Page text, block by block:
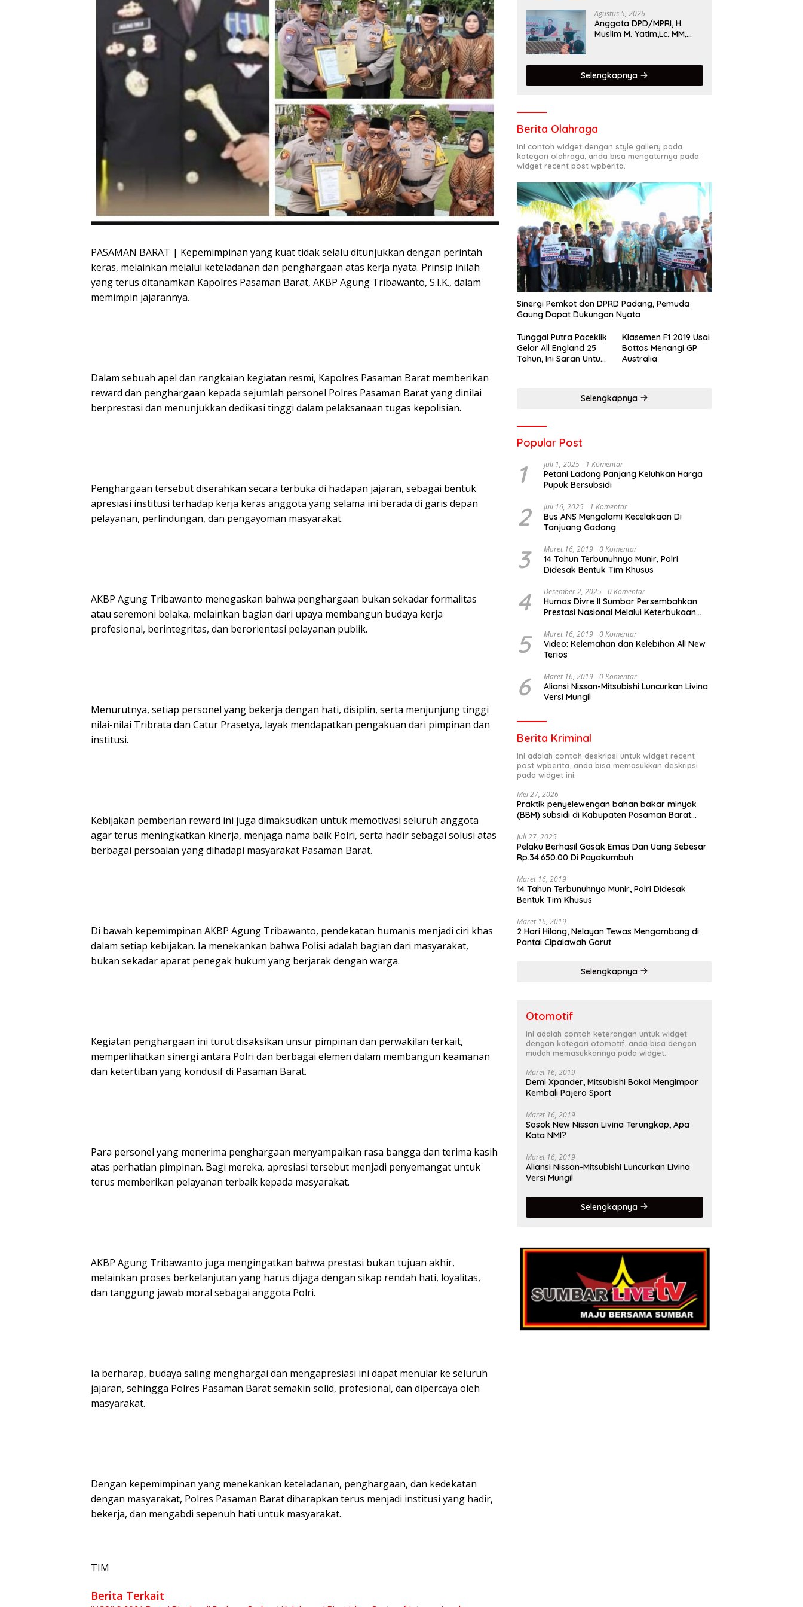
PASAMAN BARAT | Kepemimpinan yang kuat tidak selalu ditunjukkan dengan perintah
keras, melainkan melalui keteladanan dan penghargaan atas kerja nyata. Prinsip inilah
yang terus ditanamkan Kapolres Pasaman Barat, AKBP Agung Tribawanto, S.I.K., dalam
memimpin jajarannya.
Dalam sebuah apel dan rangkaian kegiatan resmi, Kapolres Pasaman Barat memberikan
reward dan penghargaan kepada sejumlah personel Polres Pasaman Barat yang dinilai
berprestasi dan menunjukkan dedikasi tinggi dalam pelaksanaan tugas kepolisian.
Penghargaan tersebut diserahkan secara terbuka di hadapan jajaran, sebagai bentuk
apresiasi institusi terhadap kerja keras anggota yang selama ini berada di garis depan
pelayanan, perlindungan, dan pengayoman masyarakat.
AKBP Agung Tribawanto menegaskan bahwa penghargaan bukan sekadar formalitas
atau seremoni belaka, melainkan bagian dari upaya membangun budaya kerja
profesional, berintegritas, dan berorientasi pelayanan publik.
Menurutnya, setiap personel yang bekerja dengan hati, disiplin, serta menjunjung tinggi
nilai-nilai Tribrata dan Catur Prasetya, layak mendapatkan pengakuan dari pimpinan dan
institusi.
Kebijakan pemberian reward ini juga dimaksudkan untuk memotivasi seluruh anggota
agar terus meningkatkan kinerja, menjaga nama baik Polri, serta hadir sebagai solusi atas
berbagai persoalan yang dihadapi masyarakat Pasaman Barat.
Di bawah kepemimpinan AKBP Agung Tribawanto, pendekatan humanis menjadi ciri khas
dalam setiap kebijakan. Ia menekankan bahwa Polisi adalah bagian dari masyarakat,
bukan sekadar aparat penegak hukum yang berjarak dengan warga.
Kegiatan penghargaan ini turut disaksikan unsur pimpinan dan perwakilan terkait,
memperlihatkan sinergi antara Polri dan berbagai elemen dalam membangun keamanan
dan ketertiban yang kondusif di Pasaman Barat.
Para personel yang menerima penghargaan menyampaikan rasa bangga dan terima kasih
atas perhatian pimpinan. Bagi mereka, apresiasi tersebut menjadi penyemangat untuk
terus memberikan pelayanan terbaik kepada masyarakat.
AKBP Agung Tribawanto juga mengingatkan bahwa prestasi bukan tujuan akhir,
melainkan proses berkelanjutan yang harus dijaga dengan sikap rendah hati, loyalitas,
dan tanggung jawab moral sebagai anggota Polri.
Ia berharap, budaya saling menghargai dan mengapresiasi ini dapat menular ke seluruh
jajaran, sehingga Polres Pasaman Barat semakin solid, profesional, dan dipercaya oleh
masyarakat.
Dengan kepemimpinan yang menekankan keteladanan, penghargaan, dan kedekatan
dengan masyarakat, Polres Pasaman Barat diharapkan terus menjadi institusi yang hadir,
bekerja, dan mengabdi sepenuh hati untuk masyarakat.
TIM
Berita Terkait
Hasil Maksimal
Agustus 5, 2026
Anggota DPD/MPRI, H.
Muslim M. Yatim,Lc. MM,
satu garda terdepan
dalam Bencana
Selengkapnya
Berita Olahraga
Ini contoh widget dengan style gallery pada
kategori olahraga, anda bisa mengaturnya pada
widget recent post wpberita.
Sinergi Pemkot dan DPRD Padang, Pemuda
Gaung Dapat Dukungan Nyata
Tunggal Putra Paceklik
Gelar All England 25
Tahun, Ini Saran Untuk
Klasemen F1 2019 Usai
Bottas Menangi GP
Australia
Selengkapnya
Popular Post
1 Juli 1, 2025 1 Komentar
Petani Ladang Panjang Keluhkan Harga
Pupuk Bersubsidi
2 Juli 16, 2025 1 Komentar
Bus ANS Mengalami Kecelakaan Di
Tanjuang Gadang
3 Maret 16, 2019 0 Komentar
14 Tahun Terbunuhnya Munir, Polri
Didesak Bentuk Tim Khusus
4 Desember 2, 2025 0 Komentar
Humas Divre II Sumbar Persembahkan
Prestasi Nasional Melalui Keterbukaan
5 Maret 16, 2019 0 Komentar
Video: Kelemahan dan Kelebihan All New
Terios
6 Maret 16, 2019 0 Komentar
Aliansi Nissan-Mitsubishi Luncurkan Livina
Versi Mungil
Berita Kriminal
Ini adalah contoh deskripsi untuk widget recent
post wpberita, anda bisa memasukkan deskripsi
pada widget ini.
Mei 27, 2026
Praktik penyelewengan bahan bakar minyak
(BBM) subsidi di Kabupaten Pasaman Barat
Juli 27, 2025
Pelaku Berhasil Gasak Emas Dan Uang Sebesar
Rp.34.650.00 Di Payakumbuh
Maret 16, 2019
14 Tahun Terbunuhnya Munir, Polri Didesak
Bentuk Tim Khusus
Maret 16, 2019
2 Hari Hilang, Nelayan Tewas Mengambang di
Pantai Cipalawah Garut
Selengkapnya
Otomotif
Ini adalah contoh keterangan untuk widget
dengan kategori otomotif, anda bisa dengan
mudah memasukkannya pada widget.
Maret 16, 2019
Demi Xpander, Mitsubishi Bakal Mengimpor
Kembali Pajero Sport
Maret 16, 2019
Sosok New Nissan Livina Terungkap, Apa
Kata NMI?
Maret 16, 2019
Aliansi Nissan-Mitsubishi Luncurkan Livina
Versi Mungil
Selengkapnya